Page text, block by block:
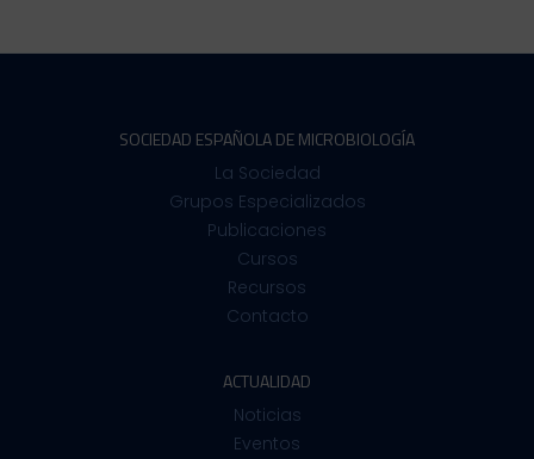
SOCIEDAD ESPAÑOLA DE MICROBIOLOGÍA
La Sociedad
Grupos Especializados
Publicaciones
Cursos
Recursos
Contacto
ACTUALIDAD
Noticias
Eventos